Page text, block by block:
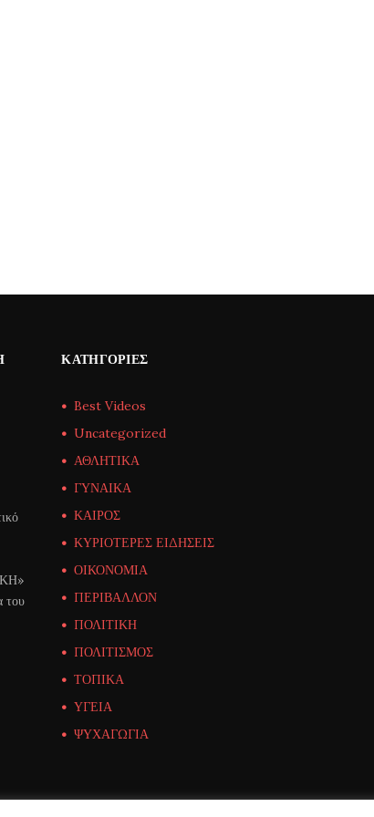
του
ΚΑΤΗΓΟΡΊΕΣ
Best Videos
Uncategorized
ΑΘΛΗΤΙΚΑ
ΓΥΝΑΙΚΑ
ΚΑΙΡΟΣ
ΚΥΡΙΟΤΕΡΕΣ ΕΙΔΗΣΕΙΣ
ΟΙΚΟΝΟΜΙΑ
ΠΕΡΙΒΑΛΛΟΝ
ΠΟΛΙΤΙΚΗ
ΠΟΛΙΤΙΣΜΟΣ
ΤΟΠΙΚΑ
ΥΓΕΙΑ
ΨΥΧΑΓΩΓΙΑ